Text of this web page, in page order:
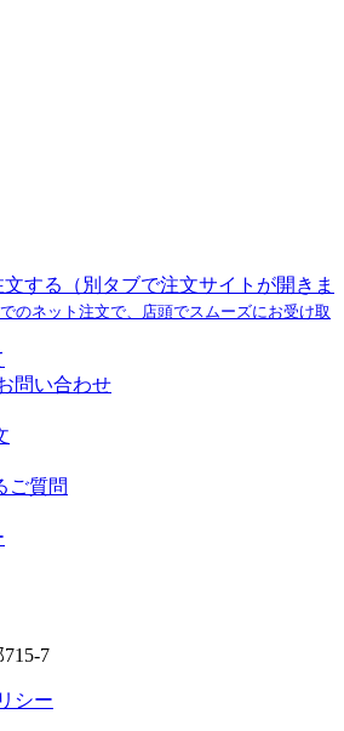
する
（別タブで注文サイトが開きま
のネット注文で、店頭でスムーズにお受け取
問い合わせ
ご質問
7
シー